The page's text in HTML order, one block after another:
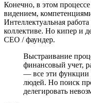
Конечно, в этом
видением,
Интеллектуальная
коллективе. Но кипер и
CEO / фаундер.
Выстраивание
финансовый учет,
— все эти функции
людей. Но поиск
делегировать